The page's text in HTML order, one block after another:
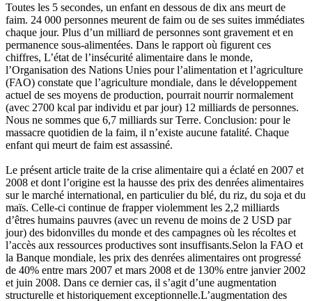
Toutes les 5 secondes, un enfant en dessous de dix ans meurt de
faim. 24 000 personnes meurent de faim ou de ses suites immédiates
chaque jour. Plus d’un milliard de personnes sont gravement et en
permanence sous-alimentées. Dans le rapport où figurent ces
chiffres, L’état de l’insécurité alimentaire dans le monde,
l’Organisation des Nations Unies pour l’alimentation et l’agriculture
(FAO) constate que l’agriculture mondiale, dans le développement
actuel de ses moyens de production, pourrait nourrir normalement
(avec 2700 kcal par individu et par jour) 12 milliards de personnes.
Nous ne sommes que 6,7 milliards sur Terre. Conclusion: pour le
massacre quotidien de la faim, il n’existe aucune fatalité. Chaque
enfant qui meurt de faim est assassiné.
Le présent article traite de la crise alimentaire qui a éclaté en 2007 et
2008 et dont l’origine est la hausse des prix des denrées alimentaires
sur le marché international, en particulier du blé, du riz, du soja et du
maïs. Celle-ci continue de frapper violemment les 2,2 milliards
d’êtres humains pauvres (avec un revenu de moins de 2 USD par
jour) des bidonvilles du monde et des campagnes où les récoltes et
l’accès aux ressources productives sont insuffisants.Selon la FAO et
la Banque mondiale, les prix des denrées alimentaires ont progressé
de 40% entre mars 2007 et mars 2008 et de 130% entre janvier 2002
et juin 2008. Dans ce dernier cas, il s’agit d’une augmentation
structurelle et historiquement exceptionnelle.L’augmentation des